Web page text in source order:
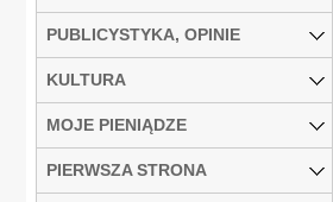
PUBLICYSTYKA, OPINIE
KULTURA
MOJE PIENIĄDZE
PIERWSZA STRONA